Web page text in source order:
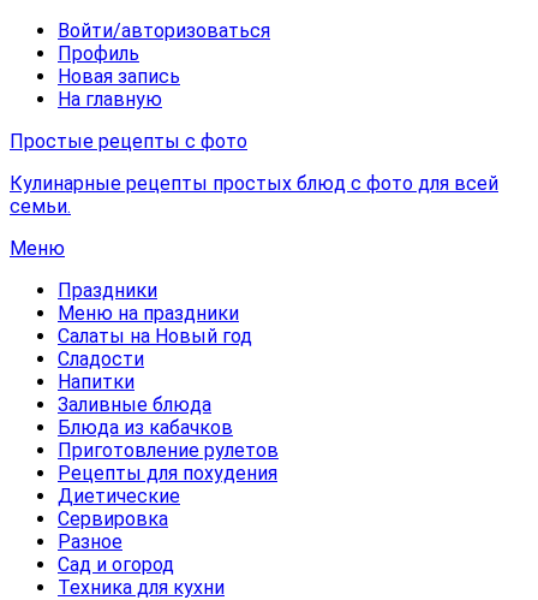
Войти/авторизоваться
Профиль
Новая запись
На главную
Простые рецепты с фото
Кулинарные рецепты простых блюд с фото для всей
семьи.
Меню
Праздники
Меню на праздники
Салаты на Новый год
Сладости
Напитки
Заливные блюда
Блюда из кабачков
Приготовление рулетов
Рецепты для похудения
Диетические
Сервировка
Разное
Сад и огород
Техника для кухни